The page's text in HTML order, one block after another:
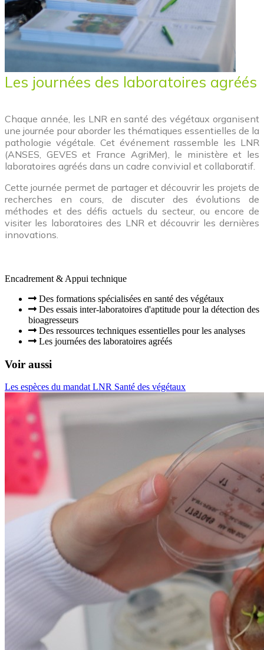
Les journées des laboratoires agréés
Chaque année, les LNR en santé des végétaux organisent
une journée pour aborder les thématiques essentielles de la
pathologie végétale. Cet événement rassemble les LNR
(ANSES, GEVES et France AgriMer), le ministère et les
laboratoires agréés dans un cadre convivial et collaboratif.
Cette journée permet de partager et découvrir les projets de
recherches en cours, de discuter des évolutions de
méthodes et des défis actuels du secteur, ou encore de
visiter les laboratoires des LNR et découvrir les dernières
innovations.
Encadrement & Appui technique
Des formations spécialisées en santé des végétaux
Des essais inter-laboratoires d'aptitude pour la détection des
bioagresseurs
Des ressources techniques essentielles pour les analyses
Les journées des laboratoires agréés
Voir aussi
Les espèces du mandat LNR Santé des végétaux